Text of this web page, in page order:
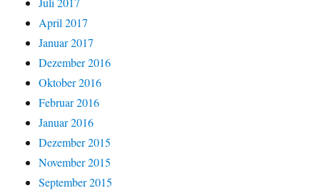
April 2017
Januar 2017
Dezember 2016
Oktober 2016
Februar 2016
Januar 2016
Dezember 2015
November 2015
September 2015